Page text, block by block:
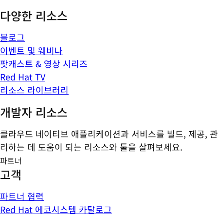
다양한 리소스
블로그
이벤트 및 웨비나
팟캐스트 & 영상 시리즈
Red Hat TV
리소스 라이브러리
개발자 리소스
클라우드 네이티브 애플리케이션과 서비스를 빌드, 제공, 관
리하는 데 도움이 되는 리소스와 툴을 살펴보세요.
파트너
고객
파트너 협력
Red Hat 에코시스템 카탈로그